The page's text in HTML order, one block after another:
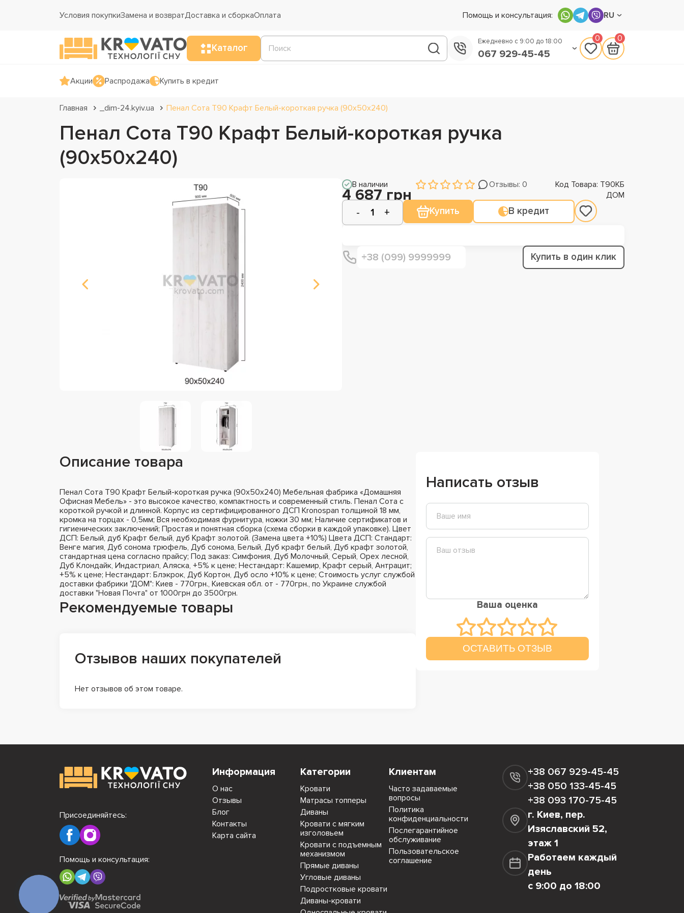
Условия покупкиЗамена и возвратДоставка и сборкаОплата Помощь и консультация: RU
Каталог
Ежедневно с 9:00 до 18:00
067 929-45-45
0 0
Акции Распродажа Купить в кредит
Главная _dim-24.kyiv.ua Пенал Сота Т90 Крафт Белый-короткая ручка (90х50х240)
Пенал Сота Т90 Крафт Белый-короткая ручка
(90х50х240)
В наличии Отзывы: 0 Код Товара: Т90КБ
4 687 грн ДОМ
Купить В кредит
Купить в один клик
Описание товара
Пенал Сота Т90 Крафт Белый-короткая ручка (90х50х240) Мебельная фабрика «Домашняя
Офисная Мебель» - это высокое качество, компактность и современный стиль. Пенал Сота с
короткой ручкой и длинной. Корпус из сертифицированного ДСП Kronospan толщиной 18 мм,
кромка на торцах - 0,5мм; Вся необходимая фурнитура, ножки 30 мм; Наличие сертификатов и
гигиенических заключений; Простая и понятная сборка (схема сборки в каждой упаковке). Цвет
ДСП: Белый, дуб Крафт белый, дуб Крафт золотой. (Замена цвета +10%) Цвета ДСП: Стандарт:
Венге магия, Дуб сонома трюфель, Дуб сонома, Белый, Дуб крафт белый, Дуб крафт золотой,
стандартная цена согласно прайсу; Под заказ: Симфония, Дуб Молочный, Серый, Орех лесной,
Дуб Клондайк, Индастриал, Аляска, +5% к цене; Нестандарт: Кашемир, Крафт серый, Антрацит;
+5% к цене; Нестандарт: Блэкрок, Дуб Кортон, Дуб осло +10% к цене; Стоимость услуг службой
доставки фабрики "ДОМ": Киев - 770грн., Киевская обл. от - 770грн., по Украине службой
доставки "Новая Почта" от 1000грн до 3500грн.
Рекомендуемые товары
Отзывов наших покупателей
Нет отзывов об этом товаре.
Написать отзыв
Ваша оценка
ОСТАВИТЬ ОТЗЫВ
Информация
О нас
Отзывы
Блог
Контакты
Карта сайта
Категории
Кровати
Матрасы топперы
Диваны
Кровати с мягким
изголовьем
Кровати с подъемным
механизмом
Прямые диваны
Угловые диваны
Подростковые кровати
Диваны-кровати
Клиентам
Часто задаваемые
вопросы
Политика
конфиденциальности
Послегарантийное
обслуживание
Пользовательское
соглашение
+38 067 929-45-45
+38 050 133-45-45
+38 093 170-75-45
г. Киев, пер.
Изяславский 52,
этаж 1
Работаем каждый
день
с 9:00 до 18:00
Присоединяйтесь:
Помощь и консультация: